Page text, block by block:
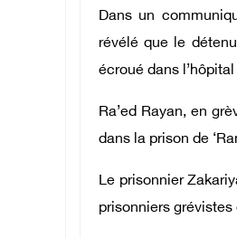
Dans un
révélé que le
écroué dans
Ra’ed Rayan, en
dans la prison de
Le prisonnier
prisonniers